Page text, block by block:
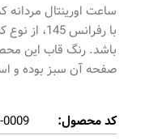
با رفرانس
باشد. رنگ قاب این
صفحه آن سبز بوده و
کد محصول:
0009